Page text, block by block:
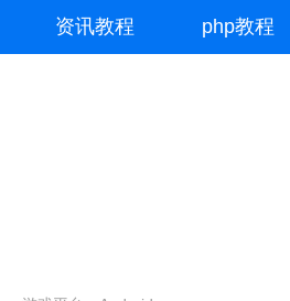
资讯教程 php教程